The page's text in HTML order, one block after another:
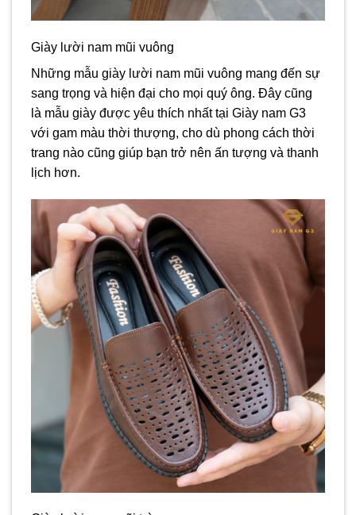
Giày lười nam mũi vuông
Những mẫu giày lười nam mũi vuông mang đến sự
sang trọng và hiện đại cho mọi quý ông. Đây cũng
là mẫu giày được yêu thích nhất tại Giày nam G3
với gam màu thời thượng, cho dù phong cách thời
trang nào cũng giúp bạn trở nên ấn tượng và thanh
lịch hơn.